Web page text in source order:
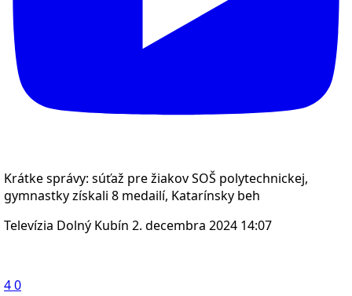
Krátke správy: súťaž pre žiakov SOŠ polytechnickej,
gymnastky získali 8 medailí, Katarínsky beh
Televízia Dolný Kubín 2. decembra 2024 14:07
40